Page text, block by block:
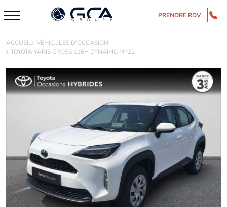
PRENDRE RDV
ACCUEIL VÉHICULES D'OCCASION
TOYOTA YARIS CROSS 116H DYNAMIC MY22